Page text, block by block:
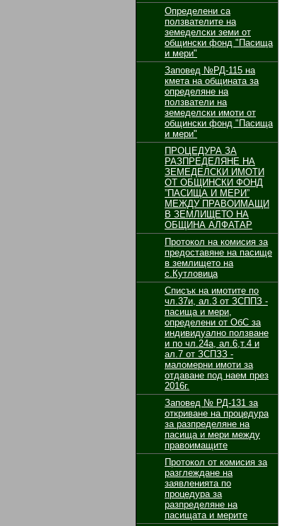
Определени са
ползвателите на
земеделски земи от
общински фонд "Пасища
и мери"
Заповед №РД-115 на
кмета на общината за
определяне на
ползватели на
земеделски имоти от
общински фонд "Пасища
и мери"
ПРОЦЕДУРА ЗА
РАЗПРЕДЕЛЯНЕ НА
ЗЕМЕДЕЛСКИ ИМОТИ
ОТ ОБЩИНСКИ ФОНД
”ПАСИЩА И МЕРИ”
МЕЖДУ ПРАВОИМАЩИ
В ЗЕМЛИЩЕТО НА
ОБЩИНА АЛФАТАР
Протокол на комисия за
предоставяне на пасище
в землището на
с.Кутловица
Списък на имотите по
чл.37и, ал.3 от ЗСППЗ -
пасища и мери,
определени от ОбС за
индивидуално ползване
и по чл.24а, ал.6,т.4 и
ал.7 от ЗСПЗЗ -
маломерни имоти за
отдаване под наем през
2016г.
Заповед № РД-131 за
откриване на процедура
за разпределяне на
пасища и мери между
правоимащите
Протокол от комисия за
разглеждане на
заявленията по
процедура за
разпределяне на
пасищата и мерите